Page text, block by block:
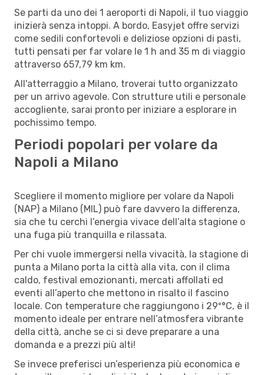
Se parti da uno dei 1 aeroporti di Napoli, il tuo viaggio
inizierà senza intoppi. A bordo, Easyjet offre servizi
come sedili confortevoli e deliziose opzioni di pasti,
tutti pensati per far volare le 1 h and 35 m di viaggio
attraverso 657,79 km km.
All'atterraggio a Milano, troverai tutto organizzato
per un arrivo agevole. Con strutture utili e personale
accogliente, sarai pronto per iniziare a esplorare in
pochissimo tempo.
Periodi popolari per volare da
Napoli a Milano
Scegliere il momento migliore per volare da Napoli
(NAP) a Milano (MIL) può fare davvero la differenza,
sia che tu cerchi l’energia vivace dell’alta stagione o
una fuga più tranquilla e rilassata.
Per chi vuole immergersi nella vivacità, la stagione di
punta a Milano porta la città alla vita, con il clima
caldo, festival emozionanti, mercati affollati ed
eventi all’aperto che mettono in risalto il fascino
locale. Con temperature che raggiungono i 29º°C, è il
momento ideale per entrare nell’atmosfera vibrante
della città, anche se ci si deve preparare a una
domanda e a prezzi più alti!
Se invece preferisci un’esperienza più economica e